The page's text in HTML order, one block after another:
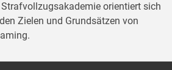
orientiert sich
Zielen und Grundsätzen von